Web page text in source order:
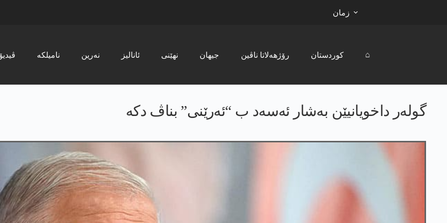
زمان
ڤیدیۆ نامیلکە نەرین ئانالیز نھێنی جیھان رۆژھەلاتا ناڤین کوردستان ⌂
گولەر داخویانیێن بەشار ئەسەد ب “ئەرێنی” بناڤ دکە